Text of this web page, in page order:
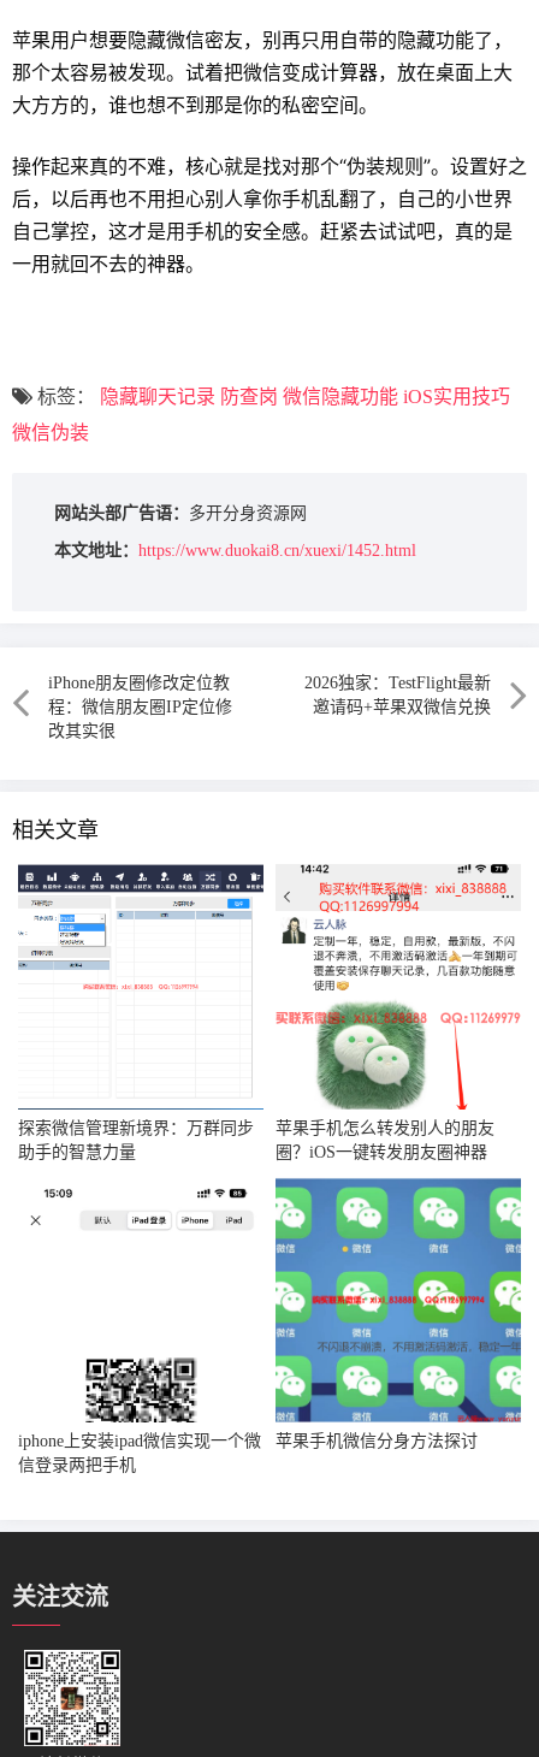
苹果用户想要隐藏微信密友，别再只用自带的隐藏功能了，
那个太容易被发现。试着把微信变成计算器，放在桌面上大
大方方的，谁也想不到那是你的私密空间。
操作起来真的不难，核心就是找对那个“伪装规则”。设置好之
后，以后再也不用担心别人拿你手机乱翻了，自己的小世界
自己掌控，这才是用手机的安全感。赶紧去试试吧，真的是
一用就回不去的神器。
标签： 隐藏聊天记录 防查岗 微信隐藏功能 iOS实用技巧
微信伪装
网站头部广告语： 多开分身资源网
本文地址： https://www.duokai8.cn/xuexi/1452.html
iPhone朋友圈修改定位教
程：微信朋友圈IP定位修
改其实很
2026独家：TestFlight最新
邀请码+苹果双微信兑换
相关文章
探索微信管理新境界：万群同步
助手的智慧力量
苹果手机怎么转发别人的朋友
圈？iOS一键转发朋友圈神器
iphone上安装ipad微信实现一个微
信登录两把手机
苹果手机微信分身方法探讨
关注交流